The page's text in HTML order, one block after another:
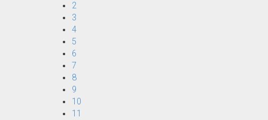
2
3
4
5
6
7
8
9
10
11